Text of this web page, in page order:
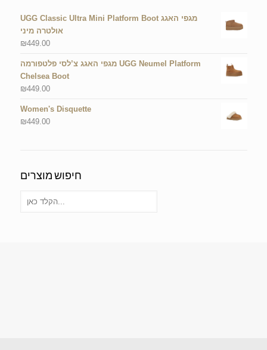
UGG Classic Ultra Mini Platform Boot מגפי האגג
אולטרה מיני
₪449.00
מגפי האגג צ’לסי פלטפורמה UGG Neumel Platform
Chelsea Boot
₪449.00
Women's Disquette
₪449.00
חיפוש מוצרים